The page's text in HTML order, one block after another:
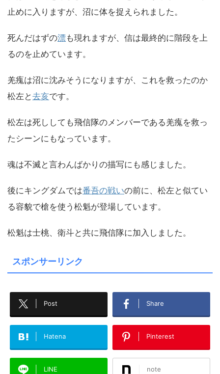
止めに入りますが、沼に体を捉えられました。
死んだはずの漂も現れますが、信は最終的に階段を上
るのを止めています。
羌瘣は沼に沈みそうになりますが、これを救ったのか
松左と去亥です。
松左は死ししても飛信隊のメンバーである羌瘣を救っ
たシーンにもなっています。
魂は不滅と言わんばかりの描写にも感じました。
後にキングダムでは番吾の戦いの前に、松左と似てい
る容貌で槍を使う松魁が登場しています。
松魁は士桃、衛斗と共に飛信隊に加入しました。
スポンサーリンク
Post Share
Hatena Pinterest
LINE note